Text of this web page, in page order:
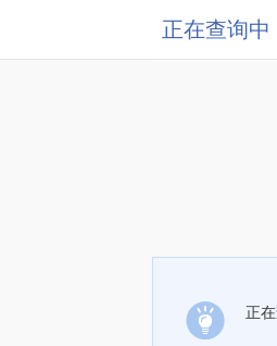
正在查询中
正